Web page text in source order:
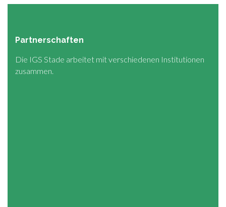
Partnerschaften
Die IGS Stade arbeitet mit verschiedenen Institutionen
zusammen.